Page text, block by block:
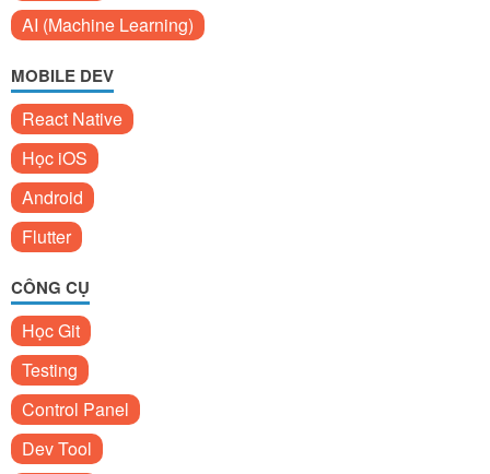
AI (Machine Learning)
MOBILE DEV
React Native
Học iOS
Android
Flutter
CÔNG CỤ
Học Git
Testing
Control Panel
Dev Tool